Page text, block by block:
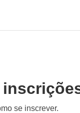
se inscrever.